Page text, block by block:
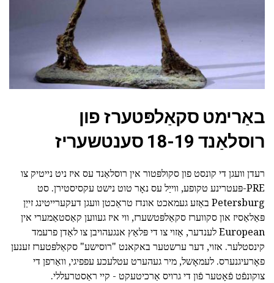
באַרימט סקאַלפּטערז פון
רוסלאַנד 18-19 סענטשעריז
רעדן וועגן די קונסט פון סקולפּטור אין רוסלאַנד עס איז ניט נייטיק צו
PRE-פּעטרינע טקופע, ווייַל עס נאָר טוט נישט עקסיסטירן. סט
Petersburg באַזע געמאכט אונדז טראַכטן וועגן דעקערייטינג זייַן
פּאַלאַסיז און סקווערז סקאַלפּטשערז, ווי איז געווען קאַסטאַמערי אין
European לענדער, אַזוי צו די פּלאַץ אנגעהויבן צו לאַדן פרעמד
קינסטלער. אזוי, דער ערשטער באקאנט "רוסישע" סקאַלפּטערז זענען
פאָרעיגנערס. לעמאָשל, מיר געהערט עטלעכע עפפיגי, וואַרפן די
צוקונפֿט פֿאָטער פֿון די גרויס אַרכיטעקט - קיי ראַסטרעללי.